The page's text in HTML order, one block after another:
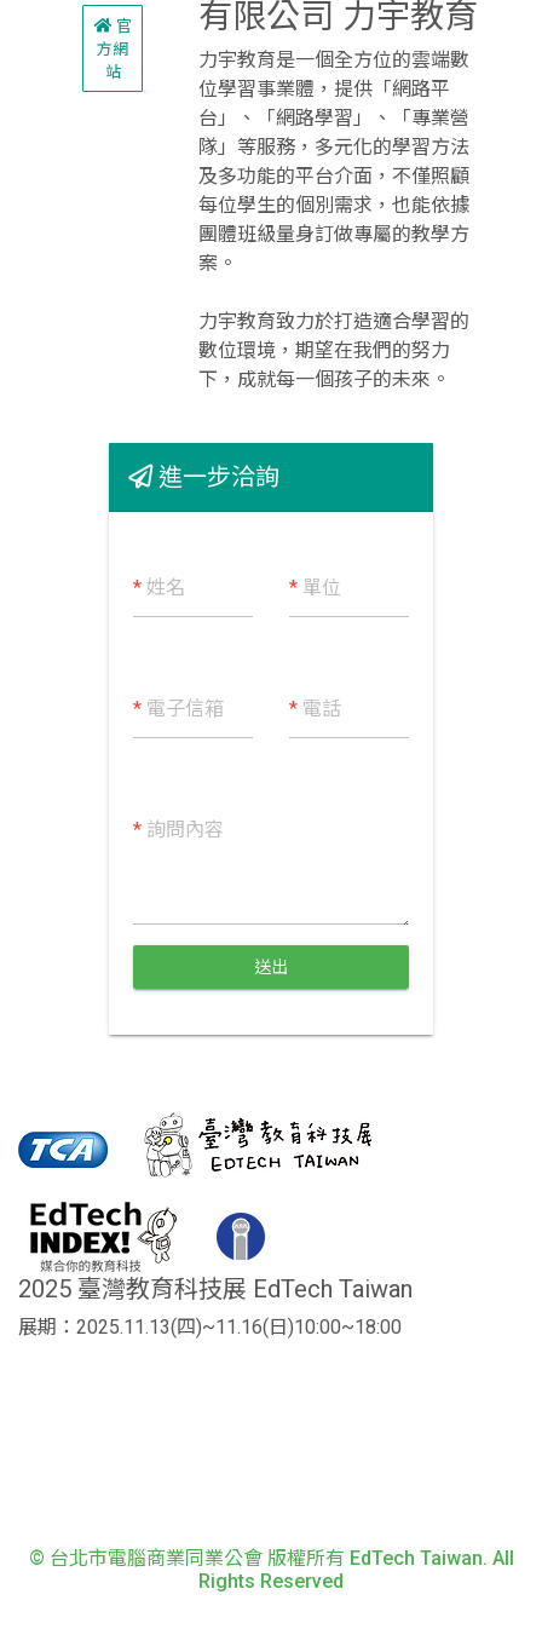
官
方網
站
有限公司 力宇教育
力宇教育是一個全方位的雲端數
位學習事業體，提供「網路平
台」、「網路學習」、「專業營
隊」等服務，多元化的學習方法
及多功能的平台介面，不僅照顧
每位學生的個別需求，也能依據
團體班級量身訂做專屬的教學方
案。
力宇教育致力於打造適合學習的
數位環境，期望在我們的努力
下，成就每一個孩子的未來。
進一步洽詢
*姓名 * 單位
*電子信箱 * 電話
*詢問內容
送出
2025 臺灣教育科技展 EdTech Taiwan
展期：2025.11.13(四)~11.16(日)10:00~18:00
© 台北市電腦商業同業公會 版權所有 EdTech Taiwan. All
Rights Reserved